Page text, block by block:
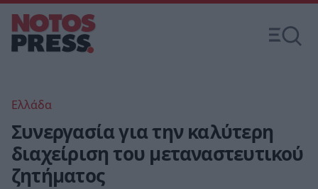
Ελλάδα
Συνεργασία για την καλύτερη
διαχείριση του μεταναστευτικού
ζητήματος